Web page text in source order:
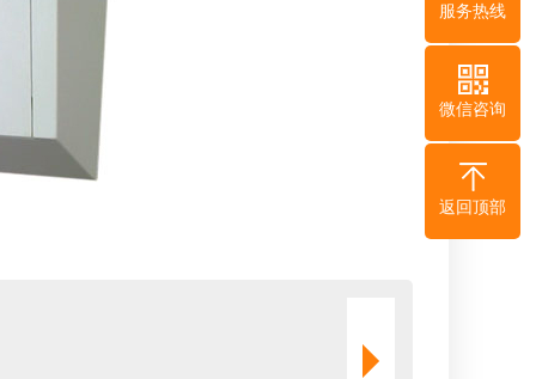
服务热线
微信咨询
返回顶部